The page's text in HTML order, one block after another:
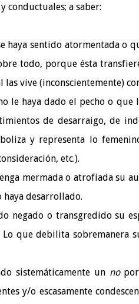
conductuales; a saber:
haya sentido atormentada o
todo, porque ésta
las vive (inconscientemente)
le haya dado el pecho o
de desarraigo, de
y representa lo
etc.).
mermada o atrofiada su
desarrollado.
negado o transgredido su
Lo que debilita sobremanera
sistemáticamente un no
y/o escasamente